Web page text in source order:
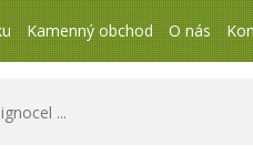
Kamenný obchod O nás